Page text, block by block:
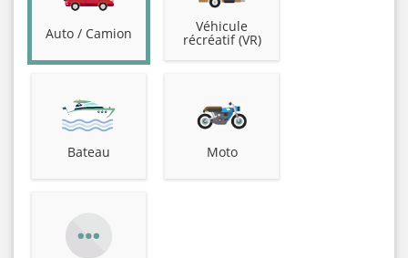
Auto / Camion Véhicule
récréatif (VR)
Bateau Moto